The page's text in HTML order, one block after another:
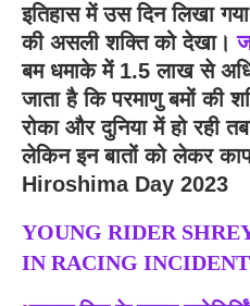
इतिहास में उस दिन लिखा
की असली शक्ति को देखा।
बम धमाके में 1.5 लाख से
जाता है कि परमाणु बमों की
रोका और दुनिया में हो रही
लेकिन इन बातों को लेकर
Hiroshima Day 2023
YOUNG RIDER
IN RACING INCIDENT